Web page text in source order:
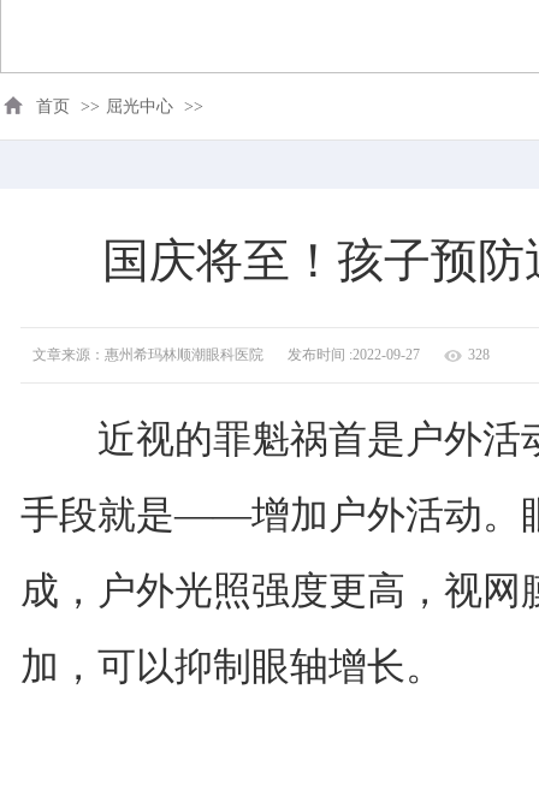
首页 >> 屈光中心 >>
国庆将至！孩子预
文章来源：惠州希玛林顺潮眼科医院 发布时间 :2022-09-27 328
近视的罪魁祸首是户外活
手段就是——增加户外活动。
成，户外光照强度更高，视
加，可以抑制眼轴增长。